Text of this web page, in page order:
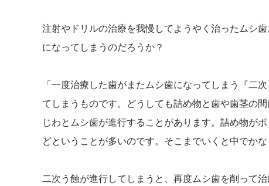
注射やドリルの治療を我慢してようやく治ったムシ
になってしまうのだろうか？
「一度治療した歯がまたムシ歯になってしまう『二
てしまうものです。どうしても詰め物と歯や歯茎の
じわとムシ歯が進行することがあります。詰め物が
どということが多いのです。そこまでいくと中でか
二次う蝕が進行してしまうと、再度ムシ歯を削って